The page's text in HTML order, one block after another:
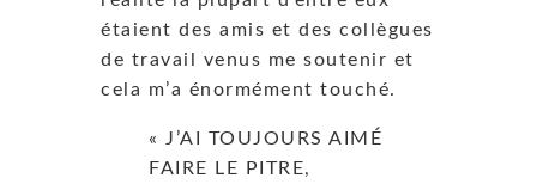
étaient des amis et des collègues
de travail venus me soutenir et
cela m’a énormément touché.
« J’AI TOUJOURS AIMÉ
FAIRE LE PITRE,